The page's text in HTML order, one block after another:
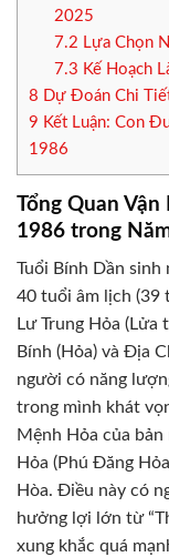
2025
7.2 Lựa Chọn
7.3 Kế Hoạch
8 Dự Đoán Chi
9 Kết Luận: Con
1986
Tổng Quan
1986 trong
Tuổi Bính Dần sinh
40 tuổi âm lịch (39
Lư Trung Hỏa (Lửa
Bính (Hỏa) và Địa
người có năng
trong mình khát
Mệnh Hỏa của
Hỏa (Phú Đăng
Hòa. Điều này có
hưởng lợi lớn từ
xung khắc quá